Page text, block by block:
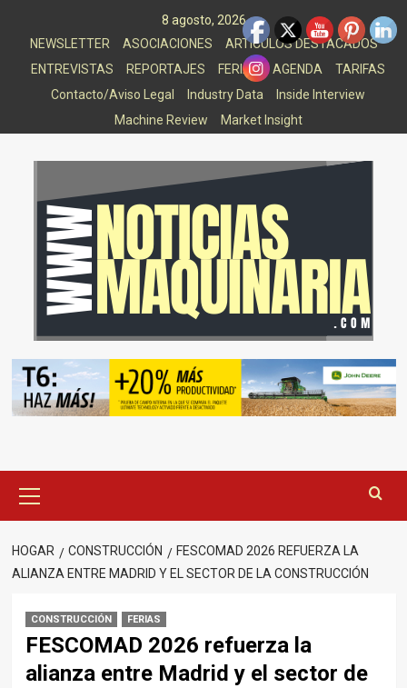
8 agosto, 2026
NEWSLETTER
ASOCIACIONES
ARTICULOS DESTACADOS
ENTREVISTAS
REPORTAJES FERIAS AGENDA
TARIFAS
Contacto/Aviso Legal
Industry Data
Inside Interview
Machine Review
Market Insight
principal
HOGAR CONSTRUCCIÓN
FESCOMAD 2026 REFUERZA LA
ALIANZA ENTRE MADRID Y EL SECTOR DE LA CONSTRUCCIÓN
CONSTRUCCIÓN FERIAS
FESCOMAD 2026 refuerza la
alianza entre Madrid y el sector de